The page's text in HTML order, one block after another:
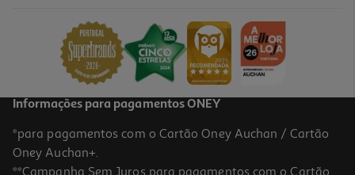
21,99 € /Kg
Informações para pagamentos ONEY
*para pagamentos com o Cartão Oney Auchan / Cartão
Oney Auchan+.
**Campanha Sem Juros para pagamentos com o Cartão